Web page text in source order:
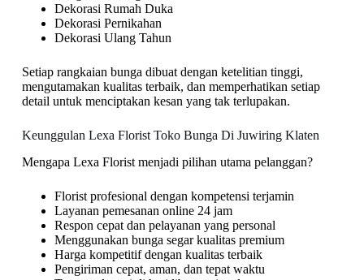
Dekorasi Rumah Duka
Dekorasi Pernikahan
Dekorasi Ulang Tahun
Setiap rangkaian bunga dibuat dengan ketelitian tinggi,
mengutamakan kualitas terbaik, dan memperhatikan setiap
detail untuk menciptakan kesan yang tak terlupakan.
Keunggulan Lexa Florist Toko Bunga Di Juwiring Klaten
Mengapa Lexa Florist menjadi pilihan utama pelanggan?
Florist profesional dengan kompetensi terjamin
Layanan pemesanan online 24 jam
Respon cepat dan pelayanan yang personal
Menggunakan bunga segar kualitas premium
Harga kompetitif dengan kualitas terbaik
Pengiriman cepat, aman, dan tepat waktu